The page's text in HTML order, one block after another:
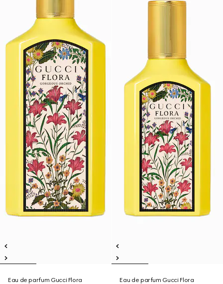
Eau de parfum Gucci Flora
Eau de parfum Gucci Flora